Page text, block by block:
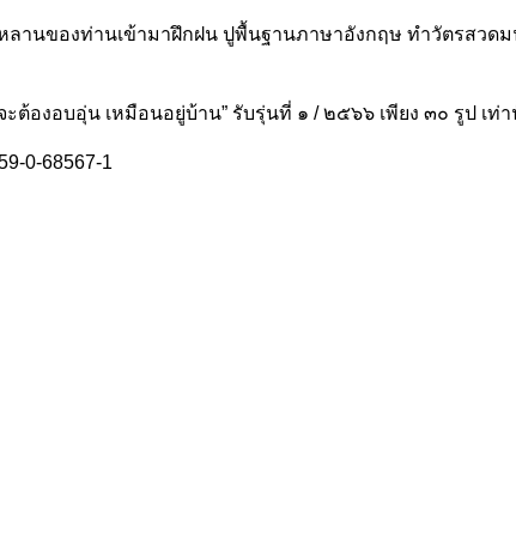
ลานของท่านเข้ามาฝึกฝน ปูพื้นฐานภาษาอังกฤษ ทำวัตรสว
องอบอุ่น เหมือนอยู่บ้าน” รับรุ่นที่ ๑ / ๒๕๖๖ เพียง ๓๐ รูป เท่
0-68567-1